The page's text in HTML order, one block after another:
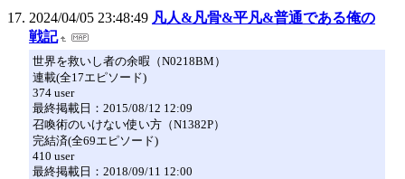
2024/04/05 23:48:49 凡人&凡骨&平凡&普通である俺の
戦記
世界を救いし者の余暇（N0218BM）
連載(全17エピソード)
374 user
最終掲載日：2015/08/12 12:09
召喚術のいけない使い方（N1382P）
完結済(全69エピソード)
410 user
最終掲載日：2018/09/11 12:00